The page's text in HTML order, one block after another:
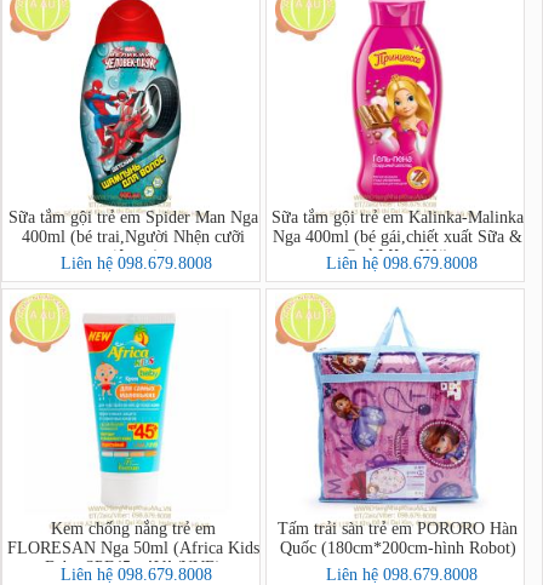
Sữa tắm gội trẻ em Spider Man Nga
400ml (bé trai,Người Nhện cưỡi
siêu xe)
Liên hệ 098.679.8008
Sữa tắm gội trẻ em Kalinka-Malinka
Nga 400ml (bé gái,chiết xuất Sữa &
Quả Mâm Xôi)
Liên hệ 098.679.8008
Kem chống nắng trẻ em
FLORESAN Nga 50ml (Africa Kids
Baby SPF45+ AVA/UVB)
Liên hệ 098.679.8008
Tấm trải sàn trẻ em PORORO Hàn
Quốc (180cm*200cm-hình Robot)
Liên hệ 098.679.8008